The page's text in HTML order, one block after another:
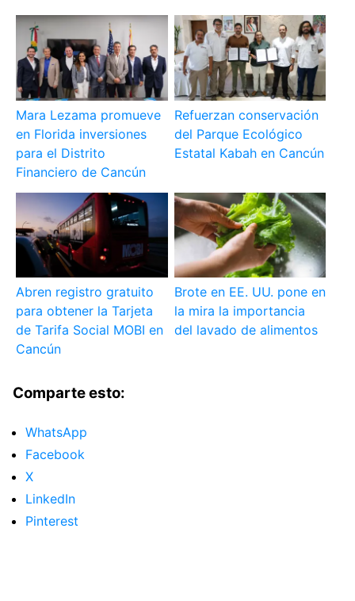
Mara Lezama promueve
en Florida inversiones
para el Distrito
Financiero de Cancún
Refuerzan conservación
del Parque Ecológico
Estatal Kabah en Cancún
Abren registro gratuito
para obtener la Tarjeta
de Tarifa Social MOBI en
Cancún
Brote en EE. UU. pone en
la mira la importancia
del lavado de alimentos
Comparte esto:
WhatsApp
Facebook
X
LinkedIn
Pinterest